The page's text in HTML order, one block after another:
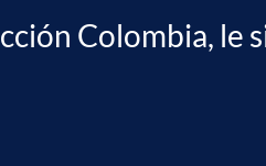
Colombia, le